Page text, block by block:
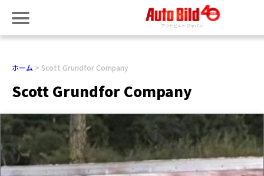
ホーム Scott Grundfor Company
Scott Grundfor Company